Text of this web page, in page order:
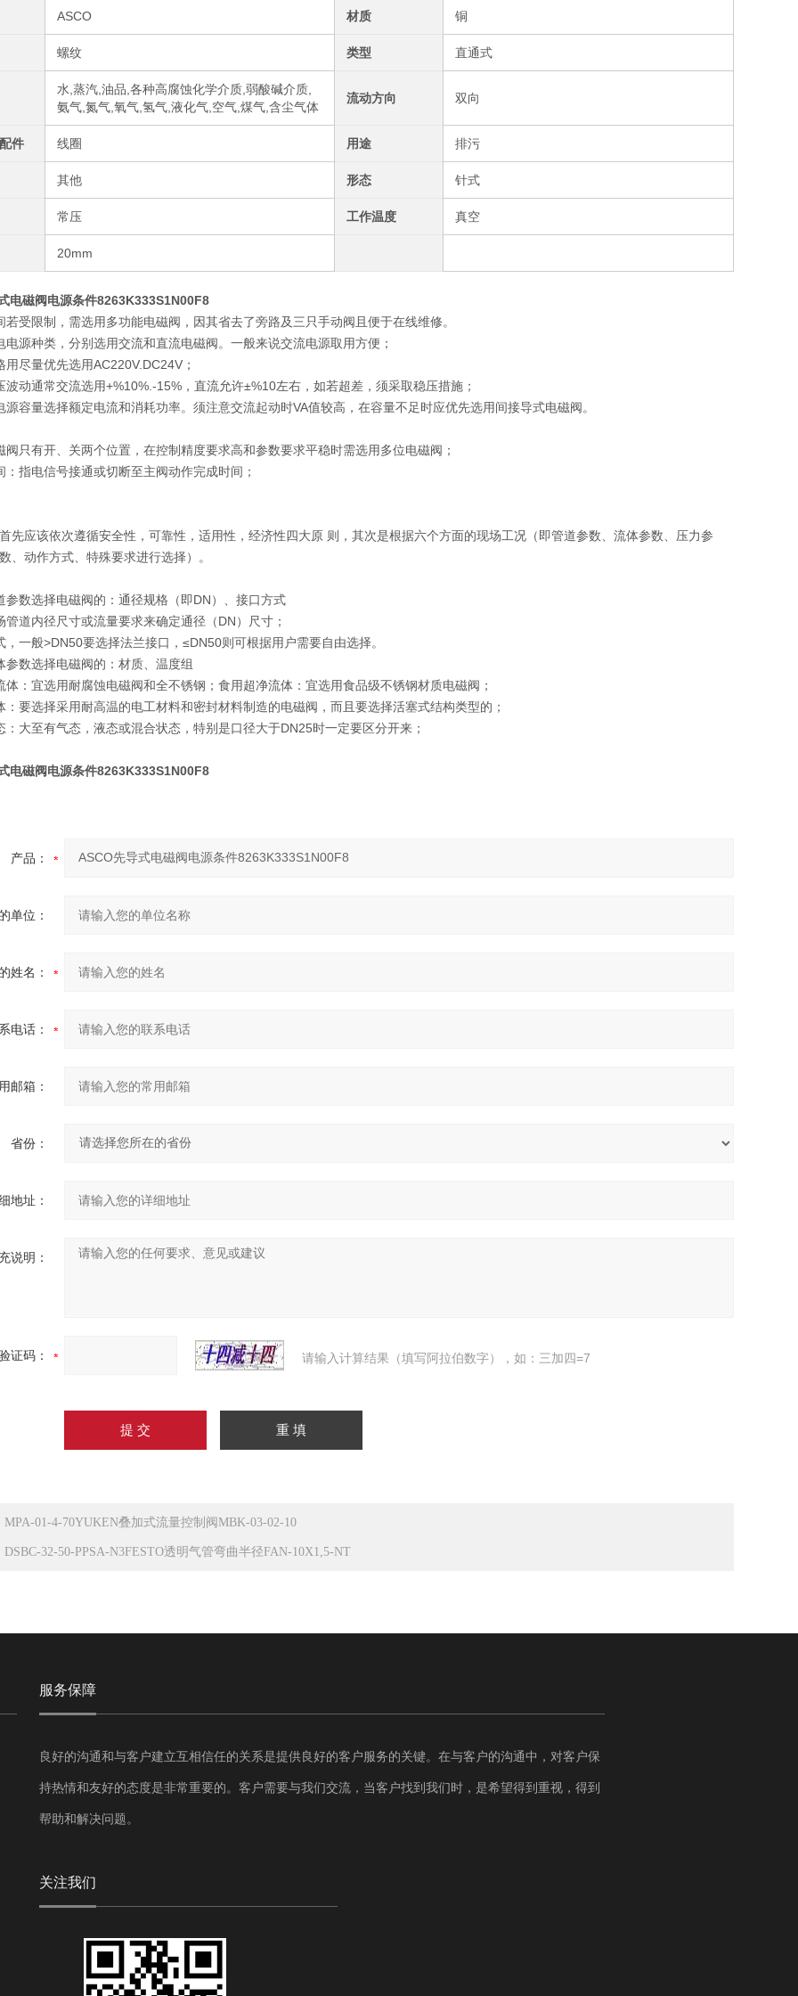
ASCO 材质 铜
螺纹 类型 直通式
水,蒸汽,油品,各种高腐蚀化学介质,弱酸碱介质,
氨气,氮气,氧气,氢气,液化气,空气,煤气,含尘气体
流动方向 双向
件 线圈 用途 排污
其他 形态 针式
常压 工作温度 真空
20mm
电磁阀电源条件8263K333S1N00F8
若受限制，需选用多功能电磁阀，因其省去了旁路及三只手动阀且便于在线维修。
电源种类，分别选用交流和直流电磁阀。一般来说交流电源取用方便；
用尽量优先选用AC220V.DC24V；
波动通常交流选用+%10%.-15%，直流允许±%10左右，如若超差，须采取稳压措施；
源容量选择额定电流和消耗功率。须注意交流起动时VA值较高，在容量不足时应优先选用间接导式电磁阀。
阀只有开、关两个位置，在控制精度要求高和参数要求平稳时需选用多位电磁阀；
：指电信号接通或切断至主阀动作完成时间；
先应该依次遵循安全性，可靠性，适用性，经济性四大原 则，其次是根据六个方面的现场工况（即管道参数、流体参数、压力参
、动作方式、特殊要求进行选择）。
参数选择电磁阀的：通径规格（即DN）、接口方式
管道内径尺寸或流量要求来确定通径（DN）尺寸；
，一般>DN50要选择法兰接口，≤DN50则可根据用户需要自由选择。
参数选择电磁阀的：材质、温度组
体：宜选用耐腐蚀电磁阀和全不锈钢；食用超净流体：宜选用食品级不锈钢材质电磁阀；
：要选择采用耐高温的电工材料和密封材料制造的电磁阀，而且要选择活塞式结构类型的；
：大至有气态，液态或混合状态，特别是口径大于DN25时一定要区分开来；
电磁阀电源条件8263K333S1N00F8
产品：
单位：
姓名：
电话：
邮箱：
省份：
地址：
说明：
证码： 请输入计算结果（填写阿拉伯数字），如：三加四=7
MPA-01-4-70YUKEN叠加式流量控制阀MBK-03-02-10
DSBC-32-50-PPSA-N3FESTO透明气管弯曲半径FAN-10X1,5-NT
服务保障
良好的沟通和与客户建立互相信任的关系是提供良好的客户服务的关键。在与客户的沟通中，对客户保
持热情和友好的态度是非常重要的。客户需要与我们交流，当客户找到我们时，是希望得到重视，得到
帮助和解决问题。
关注我们